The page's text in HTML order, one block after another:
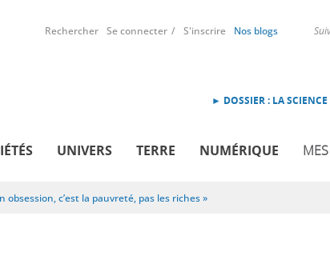
Rechercher Se connecter S'inscrire Nos blogs
► DOSSIER : LA
UNIVERS TERRE NUMÉRIQUE
obsession, c’est la pauvreté, pas les riches »